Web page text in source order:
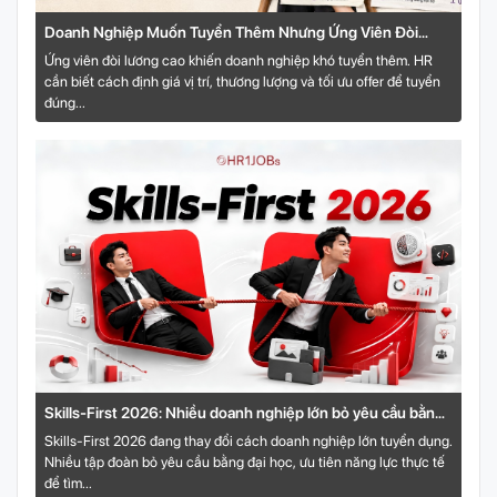
Doanh Nghiệp Muốn Tuyển Thêm Nhưng Ứng Viên Đòi
Lương Cao: HR Xử Lý Bài Toán Này Thế Nào?
Ứng viên đòi lương cao khiến doanh nghiệp khó tuyển thêm. HR
cần biết cách định giá vị trí, thương lượng và tối ưu offer để tuyển
đúng...
Skills-First 2026: Nhiều doanh nghiệp lớn bỏ yêu cầu bằng
đại học, tuyển theo năng lực thực tế
Skills-First 2026 đang thay đổi cách doanh nghiệp lớn tuyển dụng.
Nhiều tập đoàn bỏ yêu cầu bằng đại học, ưu tiên năng lực thực tế
để tìm...